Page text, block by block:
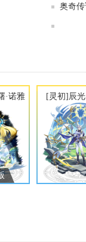
奥奇
·诺雅 [灵初]辰